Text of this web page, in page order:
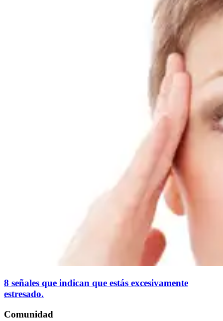
8 señales que indican que estás excesivamente
estresado.
Comunidad